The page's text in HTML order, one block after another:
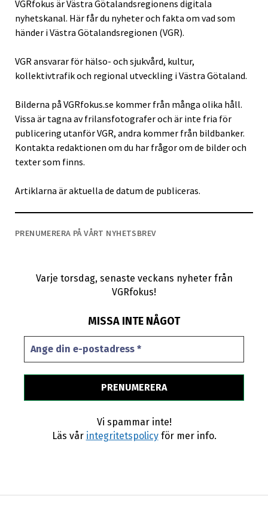
VGRfokus är Västra Götalandsregionens digitala
nyhetskanal. Här får du nyheter och fakta om vad som
händer i Västra Götalandsregionen (VGR).
VGR ansvarar för hälso- och sjukvård, kultur,
kollektivtrafik och regional utveckling i Västra Götaland.
Bilderna på VGRfokus.se kommer från många olika håll.
Vissa är tagna av frilansfotografer och är inte fria för
publicering utanför VGR, andra kommer från bildbanker.
Kontakta redaktionen om du har frågor om de bilder och
texter som finns.
Artiklarna är aktuella de datum de publiceras.
PRENUMERERA PÅ VÅRT NYHETSBREV
Varje torsdag, senaste veckans nyheter från
VGRfokus!
MISSA INTE NÅGOT
Vi spammar inte!
Läs vår integritetspolicyför mer info.